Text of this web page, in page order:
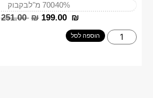
40%700 מ"ל בקבוק
‎251.00 ₪ ‎199.00 ₪
הוספה לסל